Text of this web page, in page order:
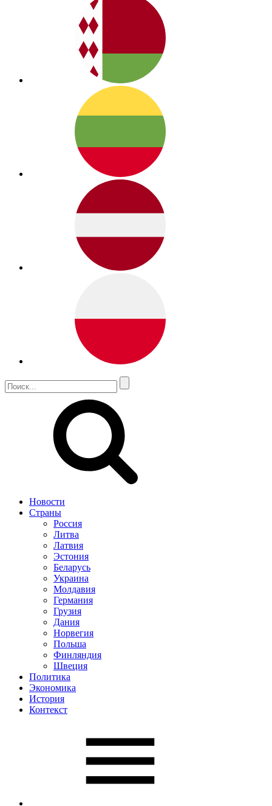
Новости
Страны
Россия
Литва
Латвия
Эстония
Беларусь
Украина
Молдавия
Германия
Грузия
Дания
Норвегия
Польша
Финляндия
Швеция
Политика
Экономика
История
Контекст